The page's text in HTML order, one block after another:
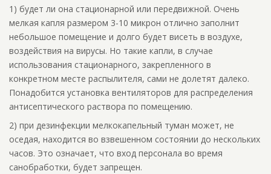
1) будет ли она стационарной или передвижной. Очень
мелкая капля размером 3-10 микрон отлично заполнит
небольшое помещение и долго будет висеть в воздухе,
воздействия на вирусы. Но такие капли, в случае
использования стационарного, закрепленного в
конкретном месте распылителя, сами не долетят далеко.
Понадобится установка вентиляторов для распределения
антисептического раствора по помещению.
2) при дезинфекции мелкокапельный туман может, не
оседая, находится во взвешенном состоянии до нескольких
часов. Это означает, что вход персонала во время
санобработки, будет запрещен.